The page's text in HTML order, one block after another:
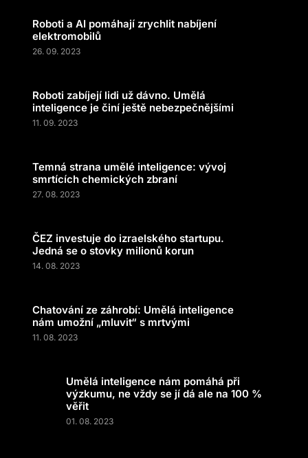
Roboti a AI pomáhají zrychlit nabíjení
elektromobilů
26. 09. 2023
Roboti zabíjejí lidi už dávno. Umělá
inteligence je činí ještě nebezpečnějšími
11. 09. 2023
Temná strana umělé inteligence: vývoj
smrtících chemických zbraní
27. 08. 2023
ČEZ investuje do izraelského startupu.
Jedná se o stovky milionů korun
14. 08. 2023
Chatování ze záhrobí: Umělá inteligence
nám umožní „mluvit“ s mrtvými
11. 08. 2023
Umělá inteligence nám pomáhá při
výzkumu, ne vždy se jí dá ale na 100 %
věřit
01. 08. 2023